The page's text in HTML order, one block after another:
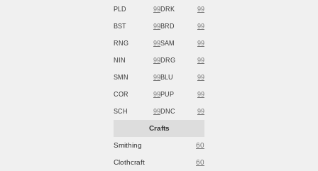
PLD 99DRK 99
BST 99BRD 99
RNG 99SAM 99
NIN 99DRG 99
SMN 99BLU 99
COR 99PUP 99
SCH 99DNC 99
Crafts
Smithing 60
Clothcraft 60